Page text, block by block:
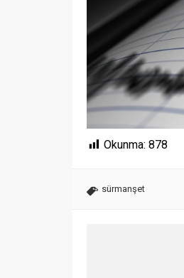
Okunma: 878
sürmanşet